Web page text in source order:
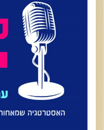
ארוכות בדוברות צבאית
והאתגר שבקידום נושא
פחד, בתוך סדר יום
שוחחנו על ההבדלים בין
הזדהות ציבורית, ועל הקו
של כאב, במיוחד בליווי
התצפיתניות שנפלו במוצב
זה פרק על אחריות, על
התפקיד של אנשי ונשות
כותרת, אלא בני אדם.